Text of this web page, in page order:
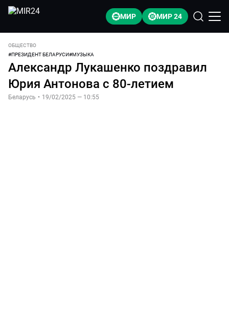
МИР МИР 24
ОБЩЕСТВО
#ПРЕЗИДЕНТ БЕЛАРУСИ#МУЗЫКА
Александр Лукашенко поздравил
Юрия Антонова с 80-летием
Беларусь • 19/02/2025 — 10:55